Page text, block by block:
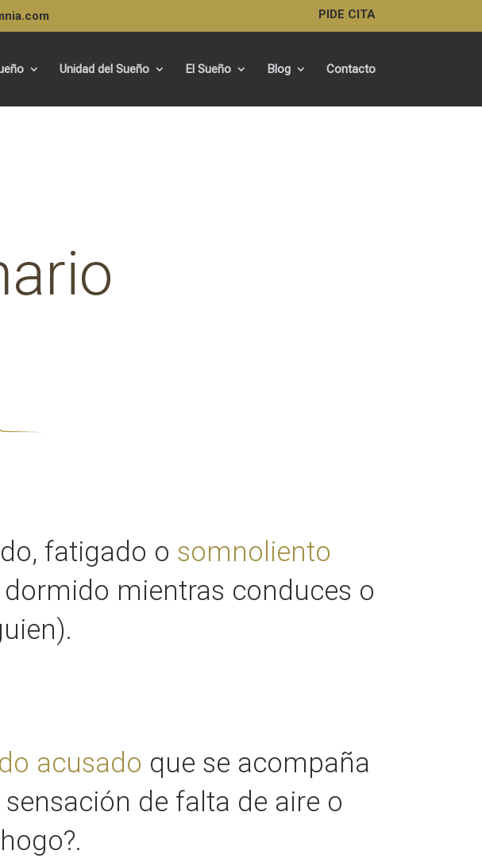
PIDE CITA
Unidad del Sueño El Sueño Blog Contacto
fatigado o somnoliento
mientras conduces o
acusado que se acompaña
de falta de aire o